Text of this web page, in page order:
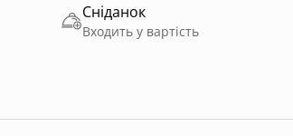
Сніданок
Входить у вартість